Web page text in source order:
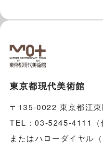
東京都現代美術館
〒135-0022 東京都江
TEL：03-5245-4111（
またはハローダイヤル